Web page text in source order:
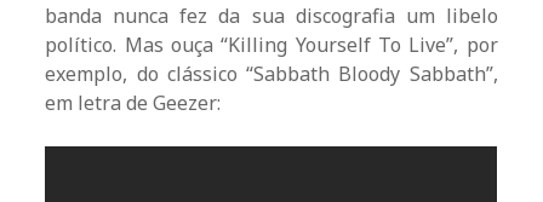
banda nunca fez da sua discografia um libelo
político. Mas ouça “Killing Yourself To Live”, por
exemplo, do clássico “Sabbath Bloody Sabbath”,
em letra de Geezer: